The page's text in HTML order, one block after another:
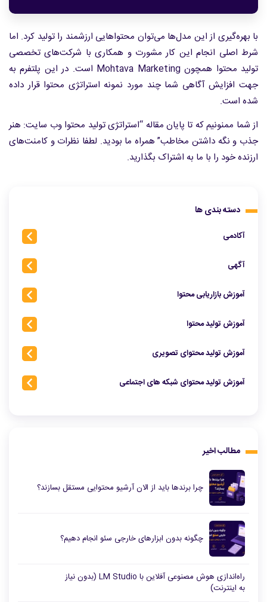
با بهره‌گیری از این مدل‌ها می‌توان محتواهایی ارزشمند را تولید کرد. اما
شرط اصلی انجام این کار مشورت و همکاری با شرکت‌های تخصصی
تولید محتوا همچون Mohtava Marketing است. در این پلتفرم به
جهت افزایش آگاهی شما چند مورد نمونه استراتژی محتوا قرار داده
شده است.
از شما ممنونیم که تا پایان مقاله “استراتژی تولید محتوا وب سایت: هنر
جذب و نگه داشتن مخاطب” همراه ما بودید. لطفا نظرات و کامنت‌های
ارزنده خود را با ما به اشتراک بگذارید.
دسته بندی ها
آکادمی
آگهی
آموزش بازاریابی محتوا
آموزش تولید محتوا
آموزش تولید محتوای تصویری
آموزش تولید محتوای شبکه‌ های اجتماعی
مطالب اخیر
چرا برندها باید از الان آرشیو محتوایی مستقل بسازند؟
چگونه بدون ابزارهای خارجی سئو انجام دهیم؟
راه‌اندازی هوش مصنوعی آفلاین با LM Studio (بدون نیاز
به اینترنت)